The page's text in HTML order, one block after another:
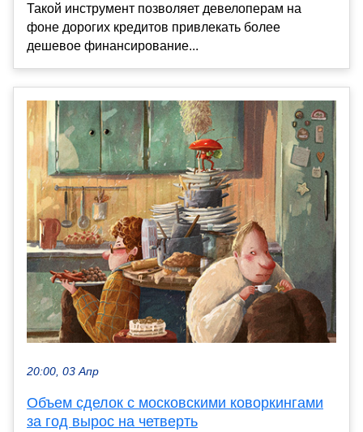
Такой инструмент позволяет девелоперам на
фоне дорогих кредитов привлекать более
дешевое финансирование...
20:00, 03 Апр
Объем сделок с московскими коворкингами
за год вырос на четверть